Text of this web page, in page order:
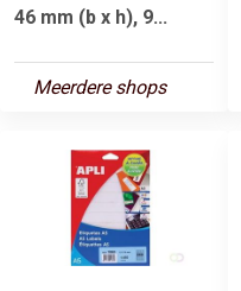
46 mm (b x h), 9...
Meerdere shops